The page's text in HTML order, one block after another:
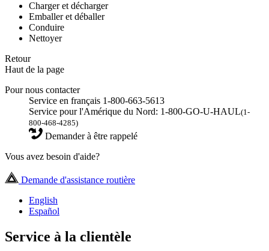
Charger et décharger
Emballer et déballer
Conduire
Nettoyer
Retour
Haut de la page
Pour nous contacter
Service en français 1-800-663-5613
Service pour l'Amérique du Nord: 1-800-GO-U-HAUL(1-
800-468-4285)
Demander à être rappelé
Vous avez besoin d'aide?
Demande d'assistance routière
English
Español
Service à la clientèle